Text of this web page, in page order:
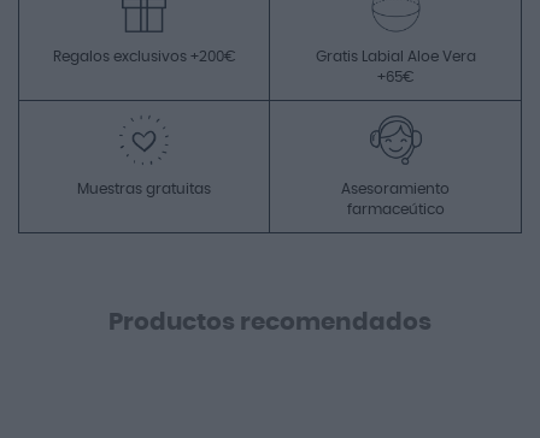
Regalos exclusivos +200€
Gratis Labial Aloe Vera
+65€
Muestras gratuitas
Asesoramiento
farmaceútico
Productos recomendados